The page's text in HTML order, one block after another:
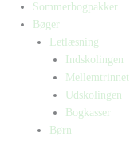
Sommerbogpakker
Bøger
Letlæsning
Indskolingen
Mellemtrinnet
Udskolingen
Bogkasser
Børn